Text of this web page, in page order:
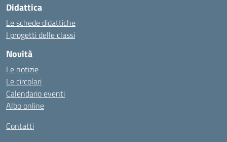
https://cbt.mtstisungaiguntung.sch.id/
https://cesarpsicanalista.com/
https://aprici.am/
https://ammax.com.br/contato/
https://jsph.loupiasconference.org/
https://barconsultant.fr/
https://honda-permata.id
https://consumidor.educandoalcampo.org/
https://supremesolar.id/about-us/
Didattica
Le schede didattiche
I progetti delle classi
Novità
Le notizie
Le circolari
Calendario eventi
Albo online
Contatti